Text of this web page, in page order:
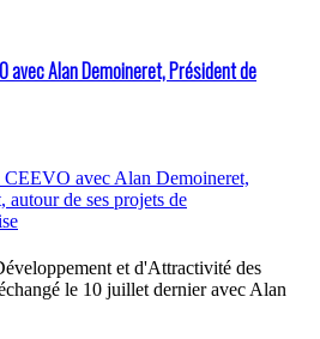
avec Alan Demoineret, Président de
et d'Attractivité des
le 10 juillet dernier avec Alan